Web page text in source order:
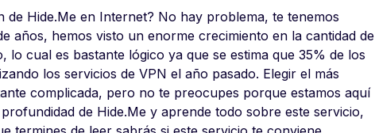
de Hide.Me en Internet? No hay problema, te tenemos
años, hemos visto un enorme crecimiento en la cantidad de
lo cual es bastante lógico ya que se estima que 35% de los
los servicios de VPN el año pasado. Elegir el más
complicada, pero no te preocupes porque estamos aquí
de Hide.Me y aprende todo sobre este servicio,